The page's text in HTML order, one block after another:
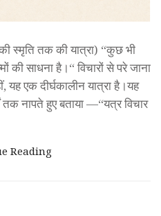
की स्मृति तक की यात्रा) “कुछ भी
की साधना है।“ विचारों से परे जाना
एक दीर्घकालीन यात्रा है।यह
तक नापते हुए बताया —“यत्र विचार
Reading